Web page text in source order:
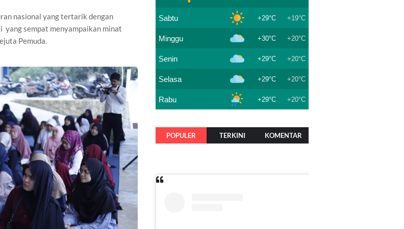
nasional yang tertarik dengan
yang sempat menyampaikan minat
Pemuda.
Sabtu +29°C +19°C
Minggu +30°C +20°C
Senin +29°C +20°C
Selasa +29°C +20°C
Rabu +29°C +20°C
POPULER TERKINI KOMENTAR